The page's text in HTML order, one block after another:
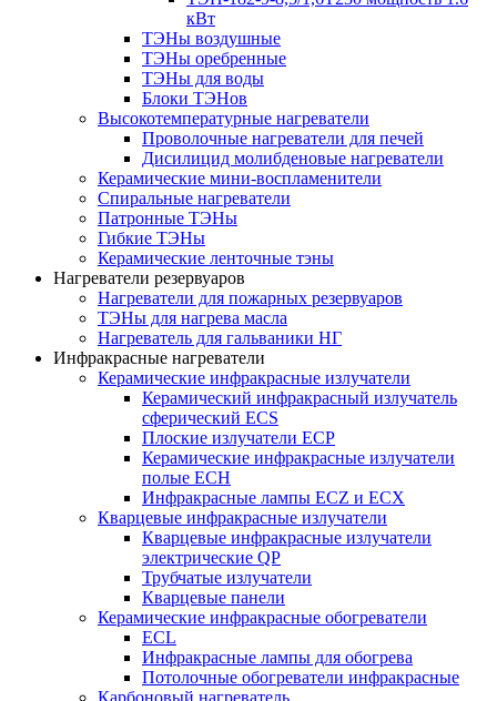
кВт
ТЭНы воздушные
ТЭНы оребренные
ТЭНы для воды
Блоки ТЭНов
Высокотемпературные нагреватели
Проволочные нагреватели для печей
Дисилицид молибденовые нагреватели
Керамические мини-воспламенители
Спиральные нагреватели
Патронные ТЭНы
Гибкие ТЭНы
Керамические ленточные тэны
Нагреватели резервуаров
Нагреватели для пожарных резервуаров
ТЭНы для нагрева масла
Нагреватель для гальваники НГ
Инфракрасные нагреватели
Керамические инфракрасные излучатели
Керамический инфракрасный излучатель
сферический ECS
Плоские излучатели ECP
Керамические инфракрасные излучатели
полые ECH
Инфракрасные лампы ECZ и ECX
Кварцевые инфракрасные излучатели
Кварцевые инфракрасные излучатели
электрические QP
Трубчатые излучатели
Кварцевые панели
Керамические инфракрасные обогреватели
ECL
Инфракрасные лампы для обогрева
Потолочные обогреватели инфракрасные
Карбоновый нагреватель